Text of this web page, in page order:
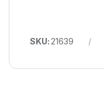
SKU: 21639